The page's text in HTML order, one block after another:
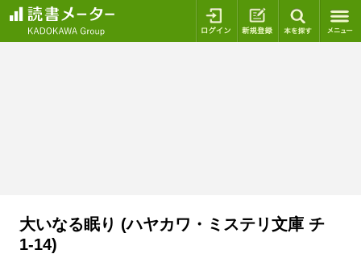
ログイン 新規登録
大いなる眠り (ハヤカワ・ミステリ文庫 チ
1-14)